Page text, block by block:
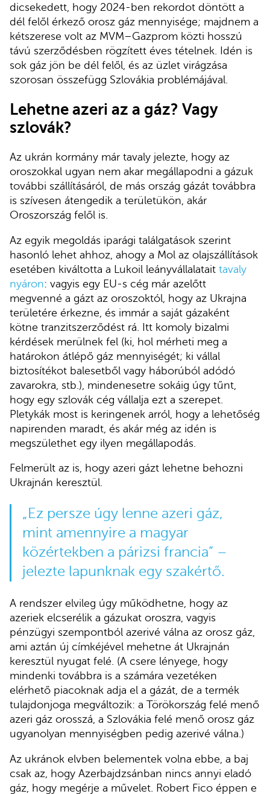
dicsekedett, hogy 2024-ben rekordot döntött a
dél felől érkező orosz gáz mennyisége; majdnem a
kétszerese volt az MVM–Gazprom közti hosszú
távú szerződésben rögzített éves tételnek. Idén is
sok gáz jön be dél felől, és az üzlet virágzása
szorosan összefügg Szlovákia problémájával.
Lehetne azeri az a gáz? Vagy
szlovák?
Az ukrán kormány már tavaly jelezte, hogy az
oroszokkal ugyan nem akar megállapodni a gázuk
további szállításáról, de más ország gázát továbbra
is szívesen átengedik a területükön, akár
Oroszország felől is.
Az egyik megoldás iparági találgatások szerint
hasonló lehet ahhoz, ahogy a Mol az olajszállítások
esetében kiváltotta a Lukoil leányvállalatait tavaly
nyáron: vagyis egy EU-s cég már azelőtt
megvenné a gázt az oroszoktól, hogy az Ukrajna
területére érkezne, és immár a saját gázaként
kötne tranzitszerződést rá. Itt komoly bizalmi
kérdések merülnek fel (ki, hol mérheti meg a
határokon átlépő gáz mennyiségét; ki vállal
biztosítékot balesetből vagy háborúból adódó
zavarokra, stb.), mindenesetre sokáig úgy tűnt,
hogy egy szlovák cég vállalja ezt a szerepet.
Pletykák most is keringenek arról, hogy a lehetőség
napirenden maradt, és akár még az idén is
megszülethet egy ilyen megállapodás.
Felmerült az is, hogy azeri gázt lehetne behozni
Ukrajnán keresztül.
„Ez persze úgy lenne azeri gáz,
mint amennyire a magyar
közértekben a párizsi francia” –
jelezte lapunknak egy szakértő.
A rendszer elvileg úgy működhetne, hogy az
azeriek elcserélik a gázukat oroszra, vagyis
pénzügyi szempontból azerivé válna az orosz gáz,
ami aztán új címkéjével mehetne át Ukrajnán
keresztül nyugat felé. (A csere lényege, hogy
mindenki továbbra is a számára vezetéken
elérhető piacoknak adja el a gázát, de a termék
tulajdonjoga megváltozik: a Törökország felé menő
azeri gáz orosszá, a Szlovákia felé menő orosz gáz
ugyanolyan mennyiségben pedig azerivé válna.)
Az ukránok elvben belementek volna ebbe, a baj
csak az, hogy Azerbajdzsánban nincs annyi eladó
gáz, hogy megérje a művelet. Robert Fico éppen e